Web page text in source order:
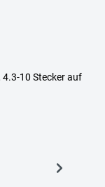
4.3-10 Stecker auf